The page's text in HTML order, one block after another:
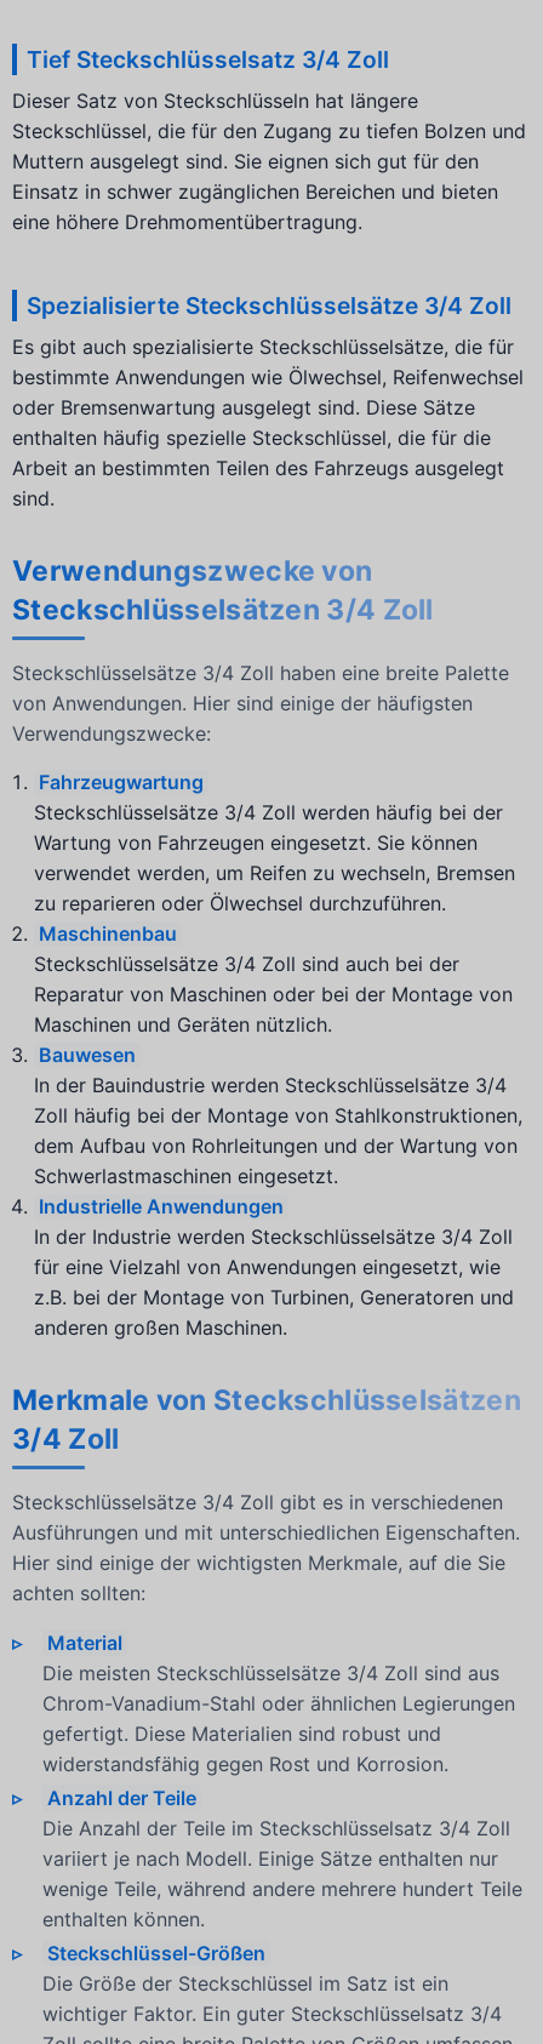
Tief Steckschlüsselsatz 3/4 Zoll
Dieser Satz von Steckschlüsseln hat längere
Steckschlüssel, die für den Zugang zu tiefen Bolzen und
Muttern ausgelegt sind. Sie eignen sich gut für den
Einsatz in schwer zugänglichen Bereichen und bieten
eine höhere Drehmomentübertragung.
Spezialisierte Steckschlüsselsätze 3/4 Zoll
Es gibt auch spezialisierte Steckschlüsselsätze, die für
bestimmte Anwendungen wie Ölwechsel, Reifenwechsel
oder Bremsenwartung ausgelegt sind. Diese Sätze
enthalten häufig spezielle Steckschlüssel, die für die
Arbeit an bestimmten Teilen des Fahrzeugs ausgelegt
sind.
Verwendungszwecke von
Steckschlüsselsätzen 3/4 Zoll
Steckschlüsselsätze 3/4 Zoll haben eine breite Palette
von Anwendungen. Hier sind einige der häufigsten
Verwendungszwecke:
Fahrzeugwartung
Steckschlüsselsätze 3/4 Zoll werden häufig bei der
Wartung von Fahrzeugen eingesetzt. Sie können
verwendet werden, um Reifen zu wechseln, Bremsen
zu reparieren oder Ölwechsel durchzuführen.
Maschinenbau
Steckschlüsselsätze 3/4 Zoll sind auch bei der
Reparatur von Maschinen oder bei der Montage von
Maschinen und Geräten nützlich.
Bauwesen
In der Bauindustrie werden Steckschlüsselsätze 3/4
Zoll häufig bei der Montage von Stahlkonstruktionen,
dem Aufbau von Rohrleitungen und der Wartung von
Schwerlastmaschinen eingesetzt.
Industrielle Anwendungen
In der Industrie werden Steckschlüsselsätze 3/4 Zoll
für eine Vielzahl von Anwendungen eingesetzt, wie
z.B. bei der Montage von Turbinen, Generatoren und
anderen großen Maschinen.
Merkmale von Steckschlüsselsätzen
3/4 Zoll
Steckschlüsselsätze 3/4 Zoll gibt es in verschiedenen
Ausführungen und mit unterschiedlichen Eigenschaften.
Hier sind einige der wichtigsten Merkmale, auf die Sie
achten sollten:
Material
Die meisten Steckschlüsselsätze 3/4 Zoll sind aus
Chrom-Vanadium-Stahl oder ähnlichen Legierungen
gefertigt. Diese Materialien sind robust und
widerstandsfähig gegen Rost und Korrosion.
Anzahl der Teile
Die Anzahl der Teile im Steckschlüsselsatz 3/4 Zoll
variiert je nach Modell. Einige Sätze enthalten nur
wenige Teile, während andere mehrere hundert Teile
enthalten können.
Steckschlüssel-Größen
Die Größe der Steckschlüssel im Satz ist ein
wichtiger Faktor. Ein guter Steckschlüsselsatz 3/4